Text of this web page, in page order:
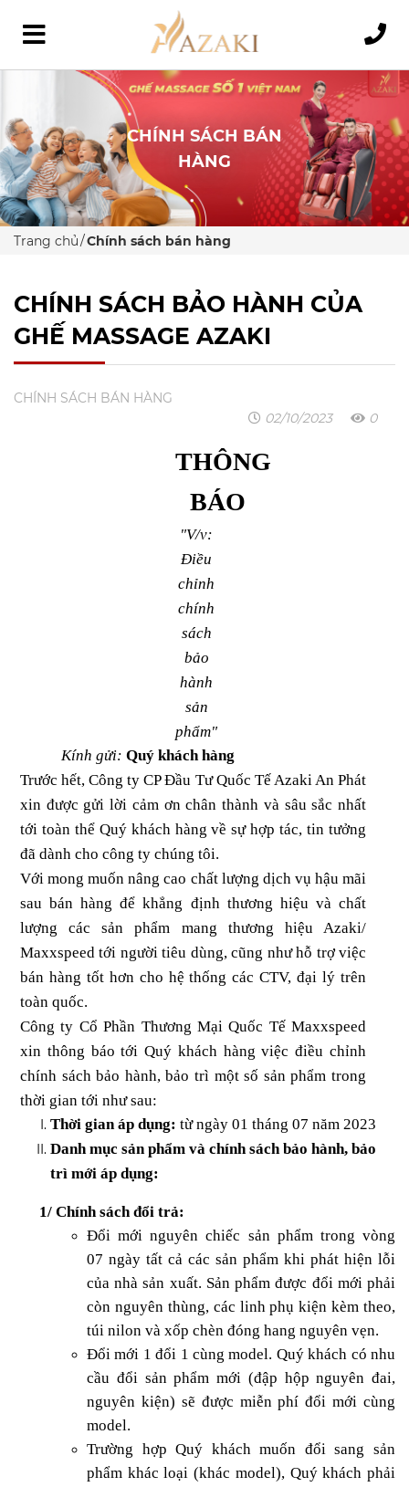
CHÍNH SÁCH BÁN
HÀNG
Trang chủ Chính sách bán hàng
CHÍNH SÁCH BẢO HÀNH CỦA
GHẾ MASSAGE AZAKI
CHÍNH SÁCH BÁN HÀNG
02/10/2023
0
THÔNG
BÁO
"V/v:
Điều
chỉnh
chính
sách
bảo
hành
sản
phẩm"
Kính gửi: Quý khách hàng
Trước hết, Công ty CP Đầu Tư Quốc Tế Azaki An Phát
xin được gửi lời cảm ơn chân thành và sâu sắc nhất
tới toàn thể Quý khách hàng về sự hợp tác, tin tưởng
đã dành cho công ty chúng tôi.
Với mong muốn nâng cao chất lượng dịch vụ hậu mãi
sau bán hàng để khẳng định thương hiệu và chất
lượng các sản phẩm mang thương hiệu Azaki/
Maxxspeed tới người tiêu dùng, cũng như hỗ trợ việc
bán hàng tốt hơn cho hệ thống các CTV, đại lý trên
toàn quốc.
Công ty Cổ Phần Thương Mại Quốc Tế Maxxspeed
xin thông báo tới Quý khách hàng việc điều chỉnh
chính sách bảo hành, bảo trì một số sản phẩm trong
thời gian tới như sau:
Thời gian áp dụng: từ ngày 01 tháng 07 năm 2023
Danh mục sản phẩm và chính sách bảo hành, bảo
trì mới áp dụng:
1/ Chính sách đổi trả:
Đổi mới nguyên chiếc sản phẩm trong vòng
07 ngày tất cả các sản phẩm khi phát hiện lỗi
của nhà sản xuất. Sản phẩm được đổi mới phải
còn nguyên thùng, các linh phụ kiện kèm theo,
túi nilon và xốp chèn đóng hang nguyên vẹn.
Đổi mới 1 đổi 1 cùng model. Quý khách có nhu
cầu đổi sản phẩm mới (đập hộp nguyên đai,
nguyên kiện) sẽ được miễn phí đổi mới cùng
model.
Trường hợp Quý khách muốn đổi sang sản
phẩm khác loại (khác model), Quý khách phải